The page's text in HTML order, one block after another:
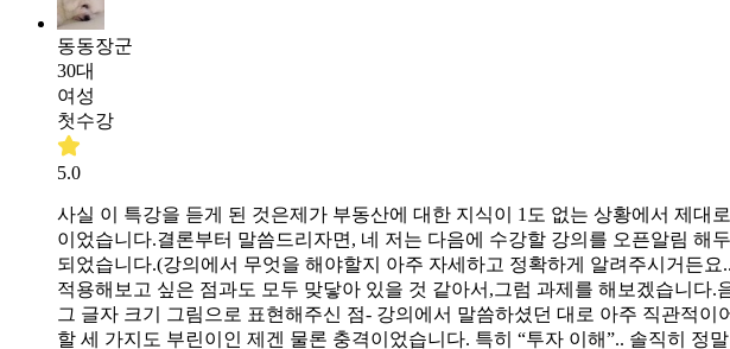
동동장군
30대
여성
첫수강
5.0
사실 이 특강을 듣게 된 것은제가 부동산에 대한 지식이 1도 없는 상황에서 제
이었습니다.결론부터 말씀드리자면, 네 저는 다음에 수강할 강의를 오픈알림 해
되었습니다.(강의에서 무엇을 해야할지 아주 자세하고 정확하게 알려주시거든
적용해보고 싶은 점과도 모두 맞닿아 있을 것 같아서,그럼 과제를 해보겠습니
그 글자 크기 그림으로 표현해주신 점- 강의에서 말씀하셨던 대로 아주 직관적
할 세 가지도 부린이인 제겐 물론 충격이었습니다. 특히 “투자 이해”.. 솔직히